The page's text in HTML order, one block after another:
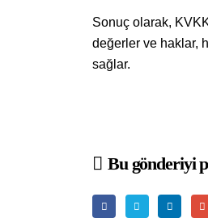
Sonuç olarak,
değerler ve haklar,
sağlar.
Bu gönderiyi